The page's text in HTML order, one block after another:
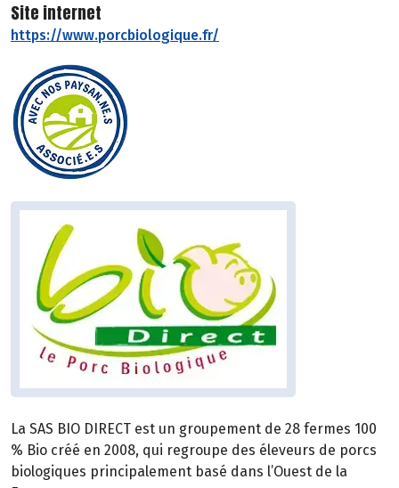
Site internet
https://www.porcbiologique.fr/
La SAS BIO DIRECT est un groupement de 28 fermes 100
% Bio créé en 2008, qui regroupe des éleveurs de porcs
biologiques principalement basé dans l’Ouest de la